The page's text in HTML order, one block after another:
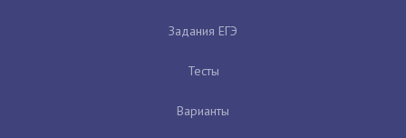
Задания ЕГЭ
Тесты
Варианты